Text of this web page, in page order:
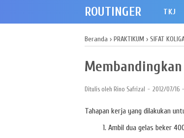
ROUTINGER TKJ
Beranda › PRAKTIKUM › SIFAT
Ditulis oleh Rino Safrizal 2012/07/16
Tahapan kerja yang dilakukan
Ambil dua gelas beker